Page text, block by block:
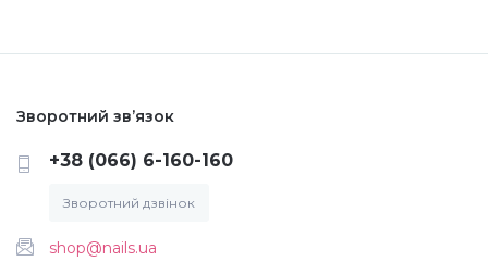
Брокат
Інші прикраси
Фольга для лиття (ефект кракелюра)
Зворотний зв’язок
+38 (066) 6-160-160
Зворотний дзвінок
shop@nails.ua